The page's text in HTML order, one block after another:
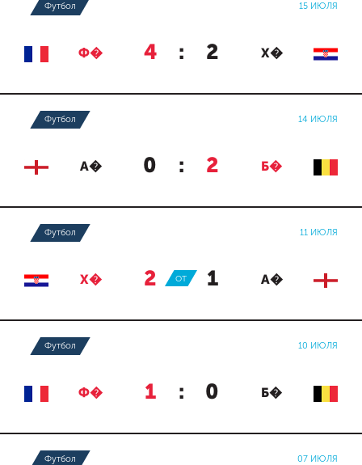
Футбол 15 ИЮЛЯ
Ф� 4 : 2 Х�
Футбол 14 ИЮЛЯ
А� 0 : 2 Б�
Футбол 11 ИЮЛЯ
Х� 2 : 1 А�
ОТ
Футбол 10 ИЮЛЯ
Ф� 1 : 0 Б�
Футбол 07 ИЮЛЯ